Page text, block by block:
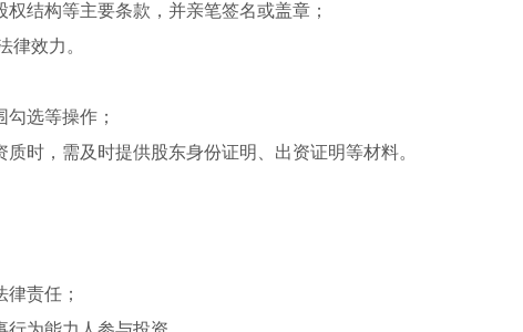
结构等主要条款，并亲笔签名或盖章；
律效力。
选等操作；
时，需及时提供股东身份证明、出资证明等材料。
责任；